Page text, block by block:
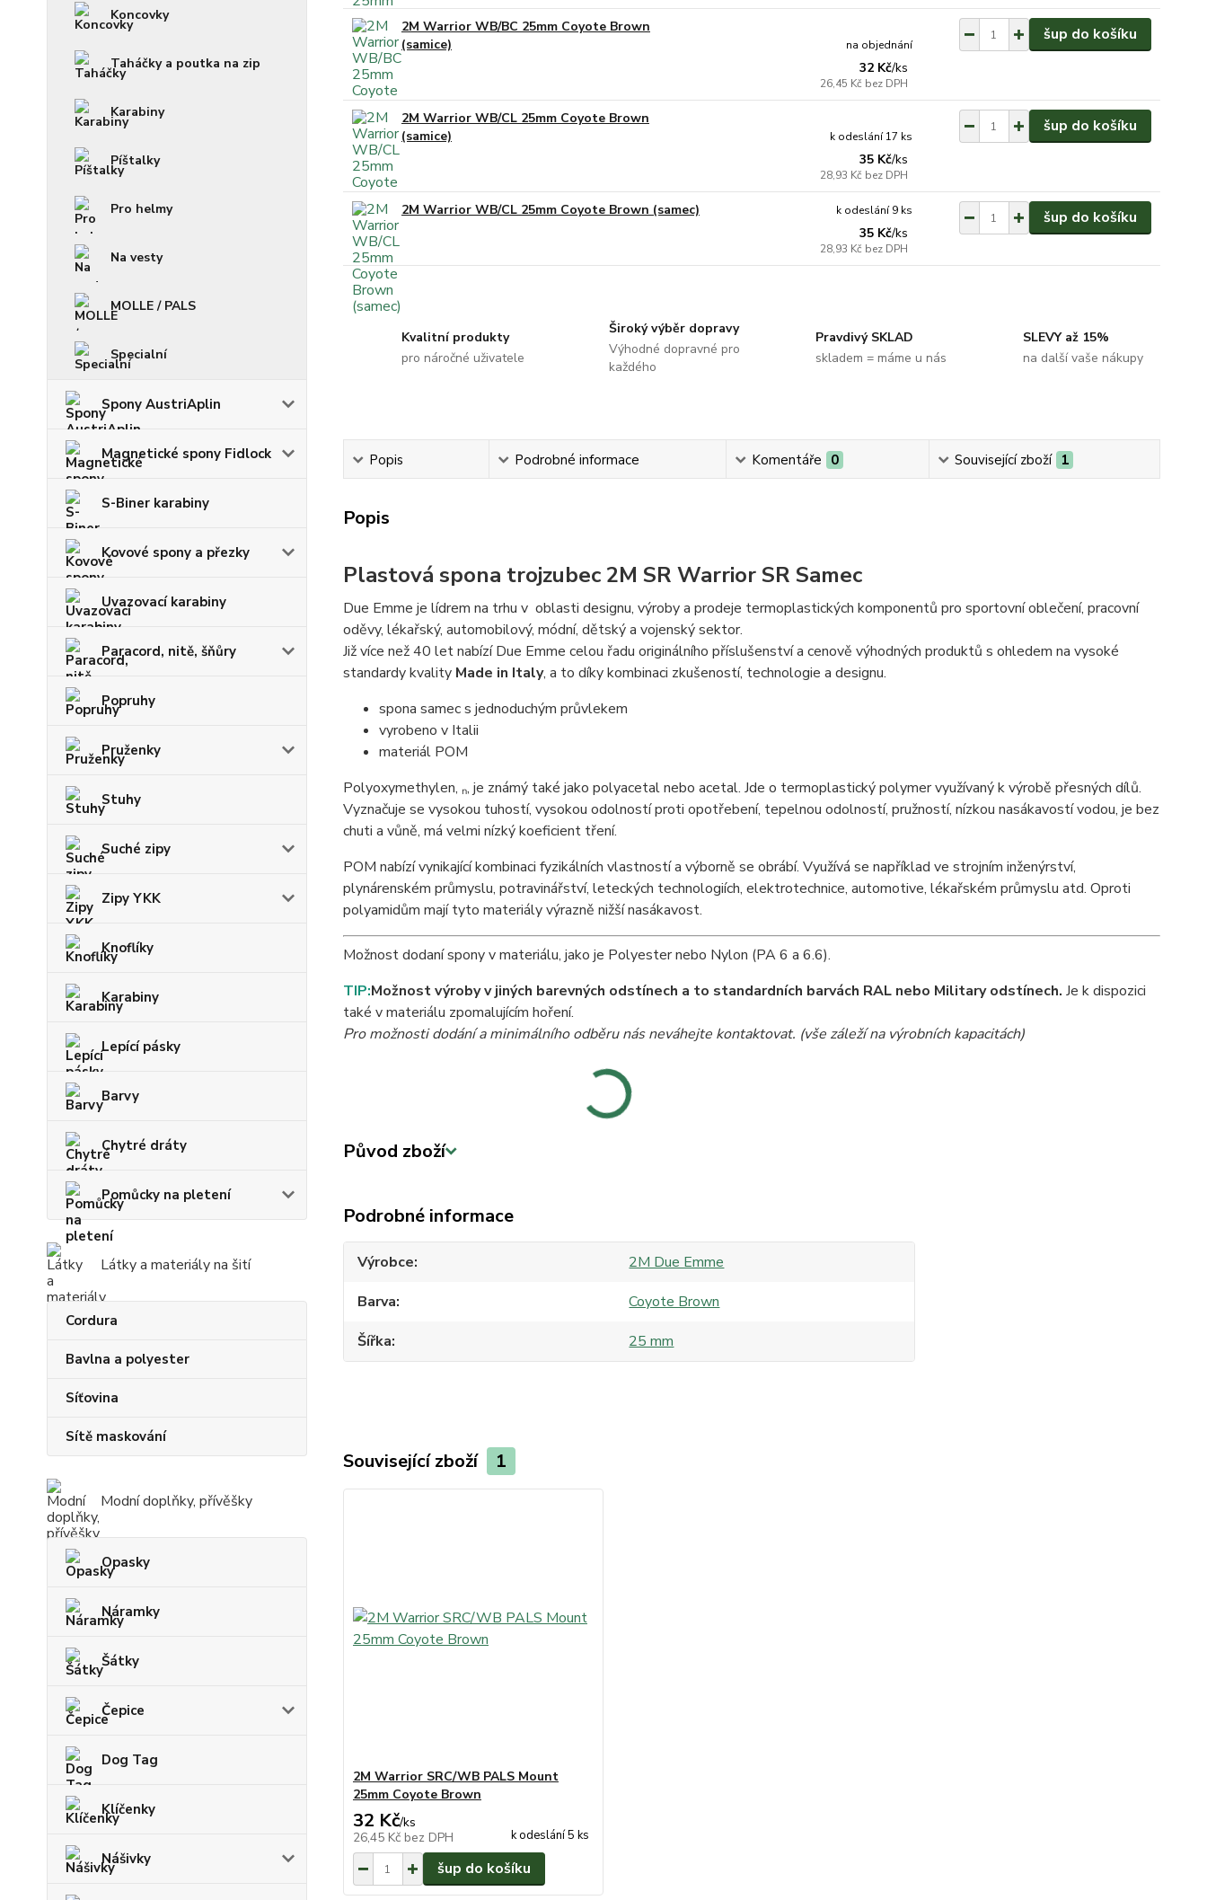
Koncovky
Taháčky a poutka na zip
Karabiny
Píštalky
Pro helmy
Na vesty
MOLLE / PALS
Specialní
Spony AustriAplin
Magnetické spony Fidlock
S-Biner karabiny
Kovové spony a přezky
Uvazovací karabiny
Paracord, nitě, šňůry
Popruhy
Pruženky
Stuhy
Suché zipy
Zipy YKK
Knoflíky
Karabiny
Lepící pásky
Barvy
Chytré dráty
Pomůcky na pletení
Látky a materiály na šití
Cordura
Bavlna a polyester
Síťovina
Sítě maskování
Modní doplňky, přívěšky
Opasky
Náramky
Šátky
Čepice
Dog Tag
Klíčenky
Nášivky
2M Warrior WB/BC 25mm Coyote Brown
(samice)
32 Kč/ks
26,45 Kč bez DPH
na objednání
šup do košíku
2M Warrior WB/CL 25mm Coyote Brown
(samice)
35 Kč/ks
28,93 Kč bez DPH
k odeslání 17 ks
šup do košíku
2M Warrior WB/CL 25mm Coyote Brown (samec)
35 Kč/ks
28,93 Kč bez DPH
k odeslání 9 ks šup do košíku
Kvalitní produkty
pro náročné uživatele
Široký výběr dopravy
Výhodné dopravné pro
každého
Pravdivý SKLAD
skladem = máme u nás
SLEVY až 15%
na další vaše nákupy
Popis Podrobné informace Komentáře 0 Související zboží 1
Popis
Plastová spona trojzubec 2M SR Warrior SR Samec
Due Emme je lídrem na trhu v oblasti designu, výroby a prodeje termoplastických komponentů pro sportovní oblečení, pracovní
oděvy, lékařský, automobilový, módní, dětský a vojenský sektor.
Již více než 40 let nabízí Due Emme celou řadu originálního příslušenství a cenově výhodných produktů s ohledem na vysoké
standardy kvality Made in Italy, a to díky kombinaci zkušeností, technologie a designu.
spona samec s jednoduchým průvlekem
vyrobeno v Italii
materiál POM
Polyoxymethylen, ₙ, je známý také jako polyacetal nebo acetal. Jde o termoplastický polymer využívaný k výrobě přesných dílů.
Vyznačuje se vysokou tuhostí, vysokou odolností proti opotřebení, tepelnou odolností, pružností, nízkou nasákavostí vodou, je bez
chuti a vůně, má velmi nízký koeficient tření.
POM nabízí vynikající kombinaci fyzikálních vlastností a výborně se obrábí. Využívá se například ve strojním inženýrství,
plynárenském průmyslu, potravinářství, leteckých technologiích, elektrotechnice, automotive, lékařském průmyslu atd. Oproti
polyamidům mají tyto materiály výrazně nižší nasákavost.
Možnost dodaní spony v materiálu, jako je Polyester nebo Nylon (PA 6 a 6.6).
TIP:Možnost výroby v jiných barevných odstínech a to standardních barvách RAL nebo Military odstínech. Je k dispozici
také v materiálu zpomalujícím hoření.
Pro možnosti dodání a minimálního odběru nás neváhejte kontaktovat. (vše záleží na výrobních kapacitách)
Původ zboží
Podrobné informace
Výrobce
2M Due Emme
Barva
Coyote Brown
Šířka
25 mm
Související zboží 1
2M Warrior SRC/WB PALS Mount
25mm Coyote Brown
32 Kč/ks
26,45 Kč bez DPH k odeslání 5 ks
šup do košíku